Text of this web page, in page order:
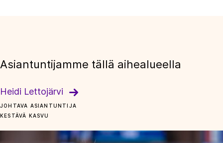
Asiantuntijamme tällä aihealueella
Heidi Lettojärvi
JOHTAVA ASIANTUNTIJA
KESTÄVÄ KASVU